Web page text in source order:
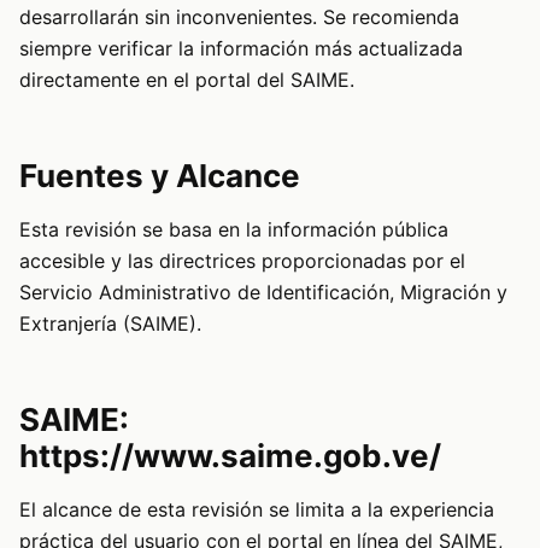
desarrollarán sin inconvenientes. Se recomienda
siempre verificar la información más actualizada
directamente en el portal del SAIME.
Fuentes y Alcance
Esta revisión se basa en la información pública
accesible y las directrices proporcionadas por el
Servicio Administrativo de Identificación, Migración y
Extranjería (SAIME).
SAIME:
https://www.saime.gob.ve/
El alcance de esta revisión se limita a la experiencia
práctica del usuario con el portal en línea del SAIME,